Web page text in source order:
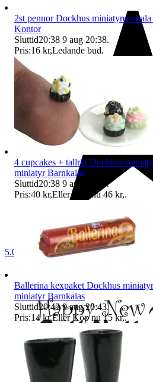
5.0
2st pennor Dockhus miniatyrer
Kontor
Sluttid20:38 9 aug 20:38.
Pris:16 kr,Ledande bud.
4 cupcakes + tallrik Dockhus
miniatyr Barnkalas
Sluttid20:38 9 aug 20:38 .
Pris:40 kr,Eller Köp nu 46 kr,.
Ballerina kexpaket Dockhus
miniatyr Barnkalas
Sluttid20:43 9 aug 20:43.
Pris:14 kr,Eller Köp nu 15 kr,.